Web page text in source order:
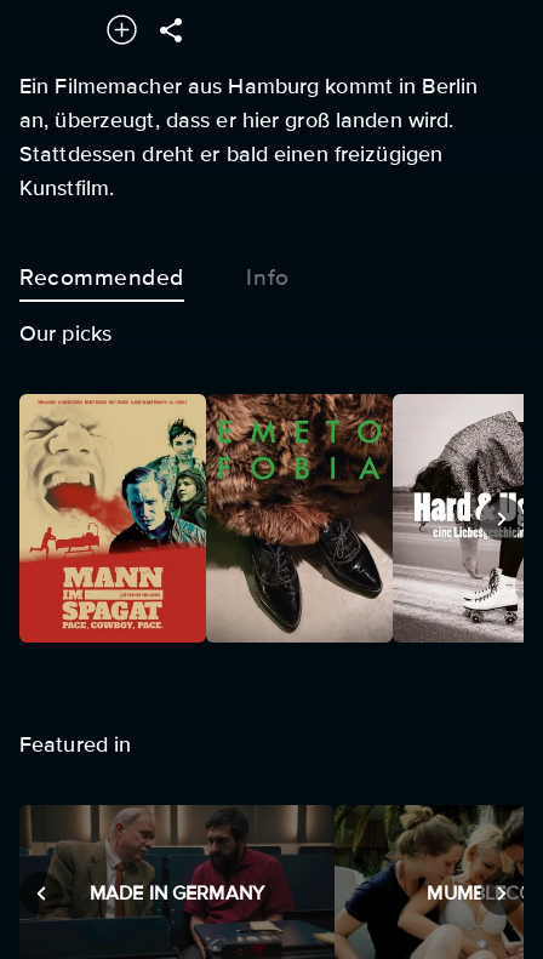
Ein Filmemacher aus Hamburg kommt in Berlin
an, überzeugt, dass er hier groß landen wird.
Stattdessen dreht er bald einen freizügigen
Kunstfilm.
Recommended Info
Our picks
Featured in
MADE IN GERMANY